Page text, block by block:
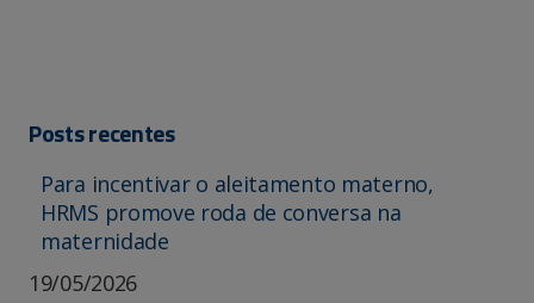
Posts recentes
Para incentivar o aleitamento materno,
HRMS promove roda de conversa na
maternidade
19/05/2026